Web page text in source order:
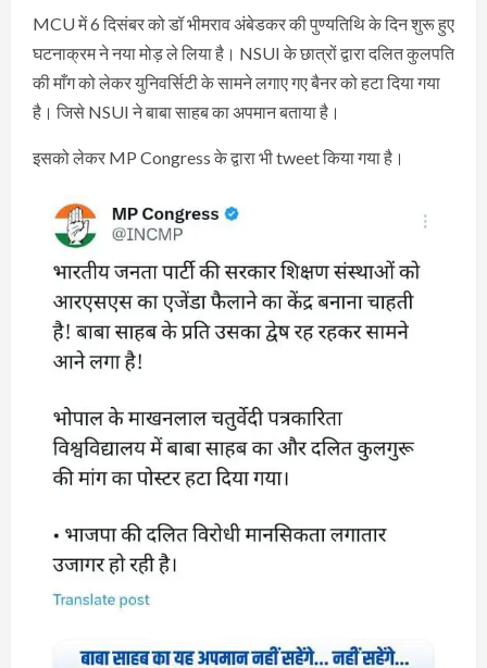
MCU में 6 दिसंबर को डॉ भीमराव अंबेडकर की पुण्यतिथि के दिन शुरू हुए
घटनाक्रम ने नया मोड़ ले लिया है। NSUI के छात्रों द्वारा दलित कुलपति
की माँग को लेकर युनिवर्सिटी के सामने लगाए गए बैनर को हटा दिया गया
है। जिसे NSUI ने बाबा साहब का अपमान बताया है।
इसको लेकर MP Congress के द्वारा भी tweet किया गया है।